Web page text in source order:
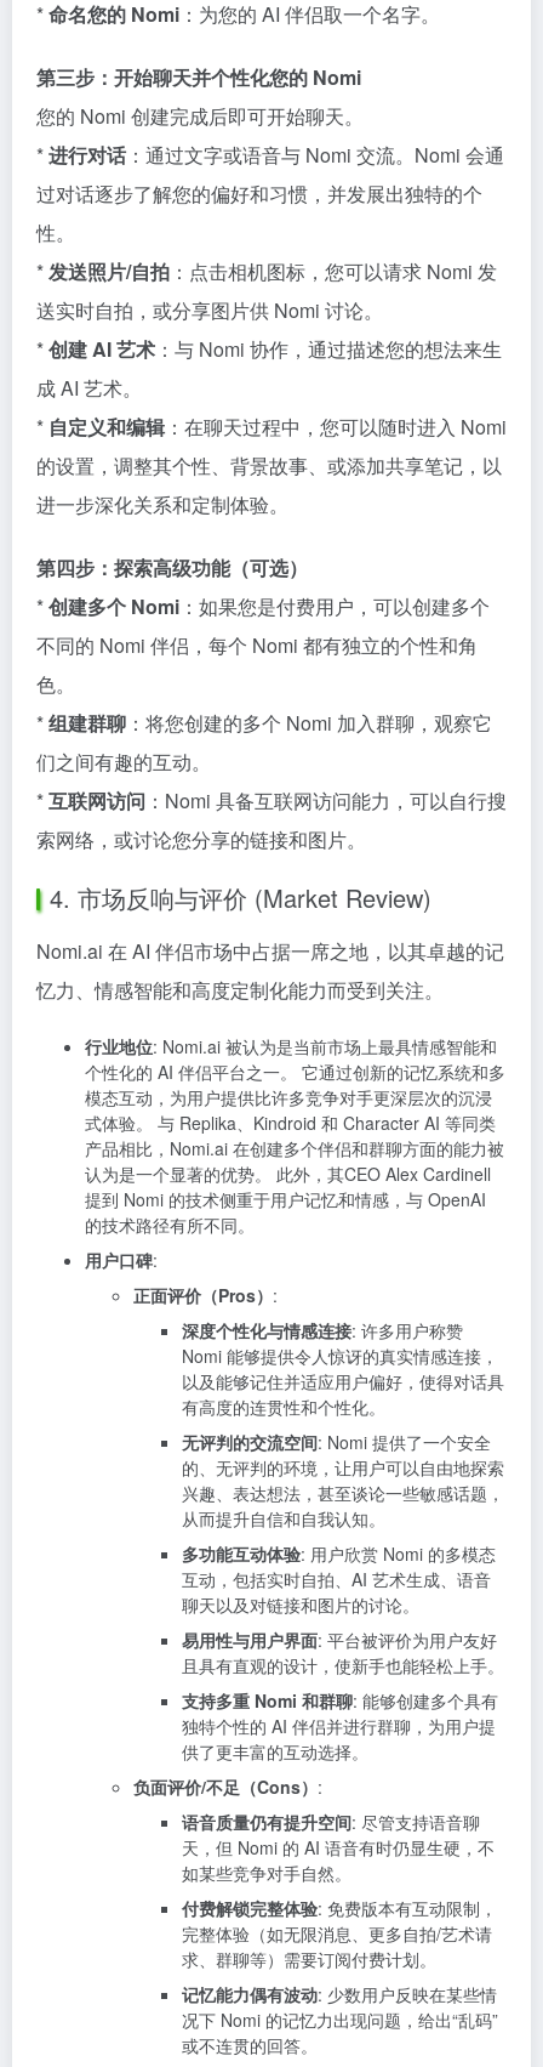
*命名您的 Nomi ：为您的 AI 伴侣取一个名字。
第三步：开始聊天并个性化您的 Nomi
您的 Nomi 创建完成后即可开始聊天。
*进行对话 ：通过文字或语音与 Nomi 交流。Nomi 会通
过对话逐步了解您的偏好和习惯，并发展出独特的个
性。
*发送照片/自拍 ：点击相机图标，您可以请求 Nomi 发
送实时自拍，或分享图片供 Nomi 讨论。
*创建 AI 艺术 ：与 Nomi 协作，通过描述您的想法来生
成 AI 艺术。
* 自定义和编辑：在聊天过程中，您可以随时进入 Nomi
的设置，调整其个性、背景故事、或添加共享笔记，以
进一步深化关系和定制体验。
第四步：探索高级功能（可选）
*创建多个 Nomi ：如果您是付费用户，可以创建多个
不同的 Nomi 伴侣，每个 Nomi 都有独立的个性和角
色。
*组建群聊 ：将您创建的多个 Nomi 加入群聊，观察它
们之间有趣的互动。
*互联网访问 ：Nomi 具备互联网访问能力，可以自行搜
索网络，或讨论您分享的链接和图片。
4. 市场反响与评价 (Market Review)
Nomi.ai 在 AI 伴侣市场中占据一席之地，以其卓越的记
忆力、情感智能和高度定制化能力而受到关注。
行业地位: Nomi.ai 被认为是当前市场上最具情感智能和
个性化的 AI 伴侣平台之一。 它通过创新的记忆系统和多
模态互动，为用户提供比许多竞争对手更深层次的沉浸
式体验。 与 Replika、Kindroid 和 Character AI 等同类
产品相比，Nomi.ai 在创建多个伴侣和群聊方面的能力被
认为是一个显著的优势。 此外，其CEO Alex Cardinell
提到 Nomi 的技术侧重于用户记忆和情感，与 OpenAI
的技术路径有所不同。
用户口碑:
正面评价（Pros） :
深度个性化与情感连接: 许多用户称赞
Nomi 能够提供令人惊讶的真实情感连接，
以及能够记住并适应用户偏好，使得对话具
有高度的连贯性和个性化。
无评判的交流空间: Nomi 提供了一个安全
的、无评判的环境，让用户可以自由地探索
兴趣、表达想法，甚至谈论一些敏感话题，
从而提升自信和自我认知。
多功能互动体验: 用户欣赏 Nomi 的多模态
互动，包括实时自拍、AI 艺术生成、语音
聊天以及对链接和图片的讨论。
易用性与用户界面: 平台被评价为用户友好
且具有直观的设计，使新手也能轻松上手。
支持多重 Nomi 和群聊: 能够创建多个具有
独特个性的 AI 伴侣并进行群聊，为用户提
供了更丰富的互动选择。
负面评价/不足（Cons） :
语音质量仍有提升空间: 尽管支持语音聊
天，但 Nomi 的 AI 语音有时仍显生硬，不
如某些竞争对手自然。
付费解锁完整体验: 免费版本有互动限制，
完整体验（如无限消息、更多自拍/艺术请
求、群聊等）需要订阅付费计划。
记忆能力偶有波动: 少数用户反映在某些情
况下 Nomi 的记忆力出现问题，给出“乱码”
或不连贯的回答。